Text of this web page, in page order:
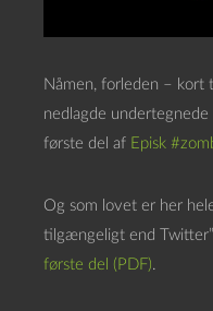
Nåmen, forleden –
nedlagde
første del af Episk
Og som lovet er her
tilgængeligt end
første del (PDF).